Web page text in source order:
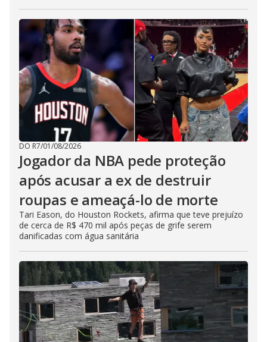
DO R7/01/08/2026
Jogador da NBA pede proteção
após acusar a ex de destruir
roupas e ameaçá-lo de morte
Tari Eason, do Houston Rockets, afirma que teve prejuízo
de cerca de R$ 470 mil após peças de grife serem
danificadas com água sanitária